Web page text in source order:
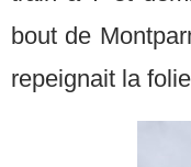
bout de
repeignait la folie